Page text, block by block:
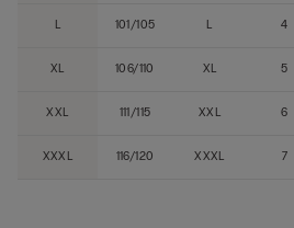
L 101/105 L 4
XL 106/110 XL 5
XXL 111/115 XXL 6
XXXL 116/120 XXXL 7